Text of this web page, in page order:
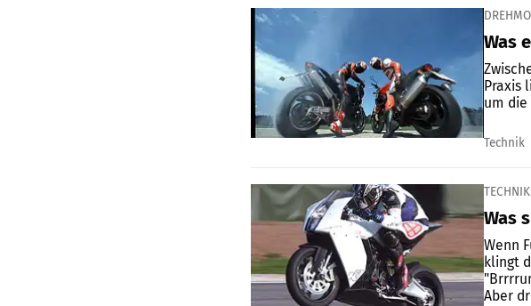
Was
Praxis
um
Technik
Was
Wenn
klingt
Aber